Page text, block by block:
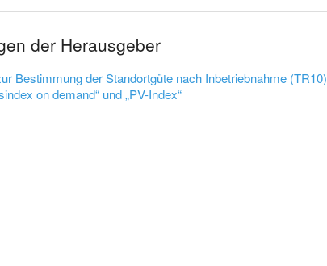
der Herausgeber
Bestimmung der Standortgüte nach Inbetriebnahme (TR10)
on demand“ und „PV-Index“